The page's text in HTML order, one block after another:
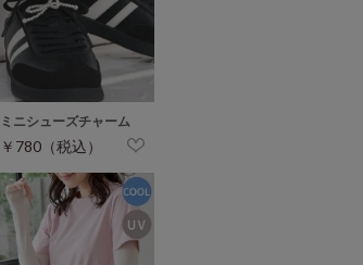
ミニシューズチャーム
￥780（税込）